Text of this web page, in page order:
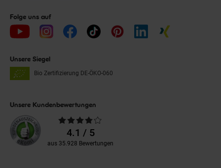
Folge uns auf
Unsere Siegel
Bio Zertifizierung DE-ÖKO-060
Unsere Kundenbewertungen
Durchschnittliche
Bewertungen4.1 / 5
aus 35.928 Bewertungen